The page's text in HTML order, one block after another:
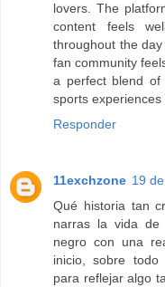
lovers. The
content feels
throughout the
fan community
a perfect blend of
sports experiences
Responder
11exchzone 19
Qué historia tan
narras la vida de
negro con una
inicio, sobre todo
para reflejar algo